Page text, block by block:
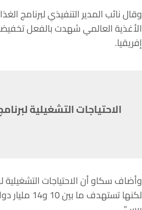
الأغذية العالمي شهدت بالفعل
إفريقيا.
لكنها